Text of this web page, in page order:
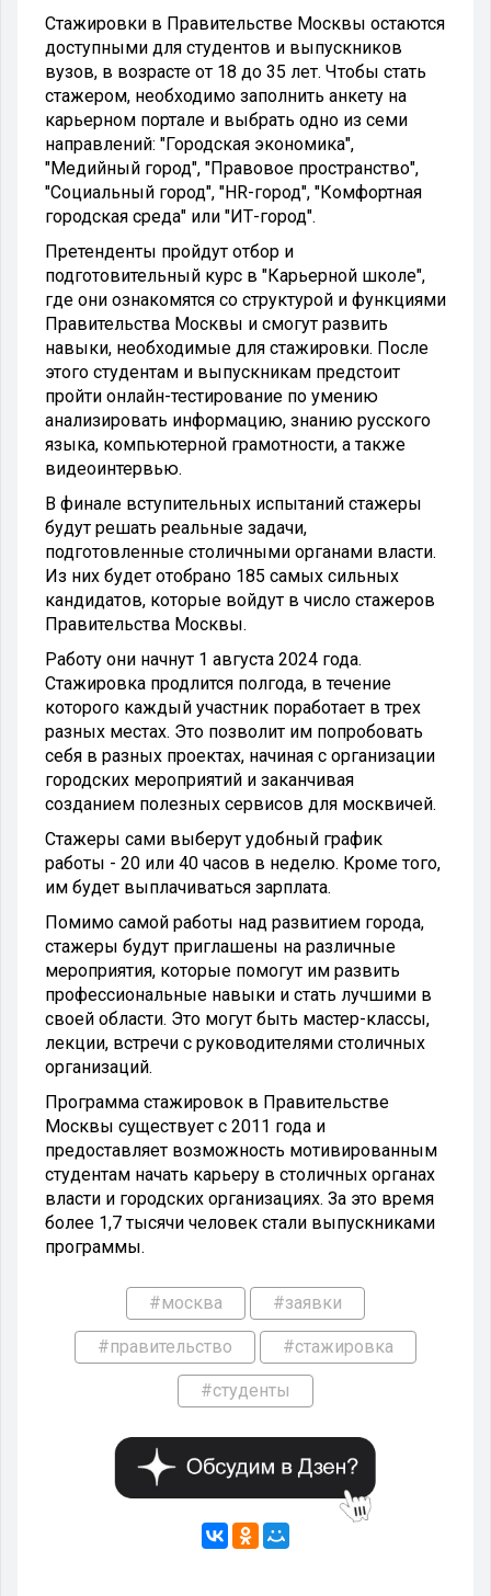
Стажировки в Правительстве Москвы остаются
доступными для студентов и выпускников
вузов, в возрасте от 18 до 35 лет. Чтобы стать
стажером, необходимо заполнить анкету на
карьерном портале и выбрать одно из семи
направлений: "Городская экономика",
"Медийный город", "Правовое пространство",
"Социальный город", "HR-город", "Комфортная
городская среда" или "ИТ-город".
Претенденты пройдут отбор и
подготовительный курс в "Карьерной школе",
где они ознакомятся со структурой и функциями
Правительства Москвы и смогут развить
навыки, необходимые для стажировки. После
этого студентам и выпускникам предстоит
пройти онлайн-тестирование по умению
анализировать информацию, знанию русского
языка, компьютерной грамотности, а также
видеоинтервью.
В финале вступительных испытаний стажеры
будут решать реальные задачи,
подготовленные столичными органами власти.
Из них будет отобрано 185 самых сильных
кандидатов, которые войдут в число стажеров
Правительства Москвы.
Работу они начнут 1 августа 2024 года.
Стажировка продлится полгода, в течение
которого каждый участник поработает в трех
разных местах. Это позволит им попробовать
себя в разных проектах, начиная с организации
городских мероприятий и заканчивая
созданием полезных сервисов для москвичей.
Стажеры сами выберут удобный график
работы - 20 или 40 часов в неделю. Кроме того,
им будет выплачиваться зарплата.
Помимо самой работы над развитием города,
стажеры будут приглашены на различные
мероприятия, которые помогут им развить
профессиональные навыки и стать лучшими в
своей области. Это могут быть мастер-классы,
лекции, встречи с руководителями столичных
организаций.
Программа стажировок в Правительстве
Москвы существует с 2011 года и
предоставляет возможность мотивированным
студентам начать карьеру в столичных органах
власти и городских организациях. За это время
более 1,7 тысячи человек стали выпускниками
программы.
#москва #заявки
#правительство #стажировка
#студенты